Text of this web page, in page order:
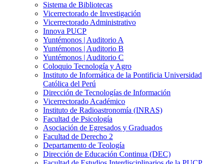
Sistema de Bibliotecas
Vicerrectorado de Investigación
Vicerrectorado Administrativo
Innova PUCP
Yuntémonos | Auditorio A
Yuntémonos | Auditorio B
Yuntémonos | Auditorio C
Coloquio Tecnología y Agro
Instituto de Informática de la Pontificia Universidad
Católica del Perú
Dirección de Tecnologías de Información
Vicerrectorado Académico
Instituto de Radioastronomía (INRAS)
Facultad de Psicología
Asociación de Egresados y Graduados
Facultad de Derecho 2
Departamento de Teología
Dirección de Educación Continua (DEC)